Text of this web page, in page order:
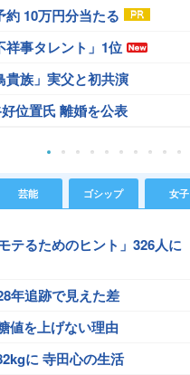
約 10万円分当たる
祥事タレント」1位
貴族」実父と初共演
位置氏 離婚を公表
芸能 ゴシップ 女子
モテるためのヒント」326人に
年追跡で見えた差
値を上げない理由
に 寺田心の生活